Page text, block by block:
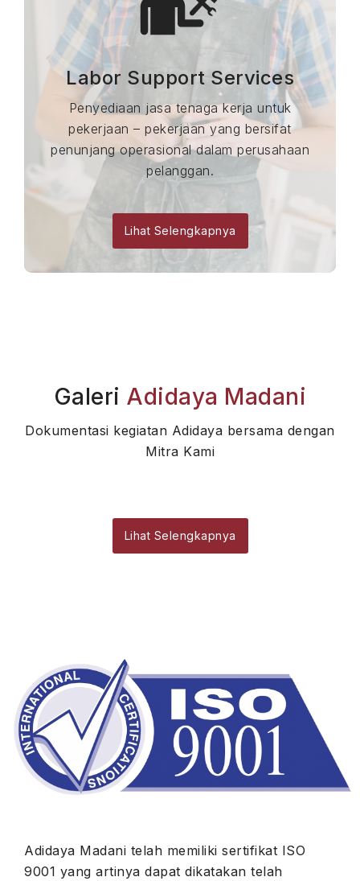
Labor Support Services
Penyediaan jasa tenaga kerja untuk
pekerjaan – pekerjaan yang bersifat
penunjang operasional dalam perusahaan
pelanggan.
Lihat Selengkapnya
Galeri Adidaya Madani
Dokumentasi kegiatan Adidaya bersama dengan
Mitra Kami
Lihat Selengkapnya
Adidaya Madani telah memiliki sertifikat ISO
9001 yang artinya dapat dikatakan telah